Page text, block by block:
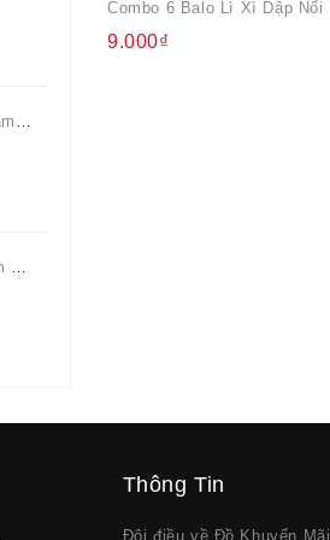
Túi Canvas Sọc Cam Có Dây Kéo
Balo Mầm Non Kèm Thú Bông Cho Bé
9.000₫
Thông Tin
Đôi điều về Đồ Khuyến Mãi